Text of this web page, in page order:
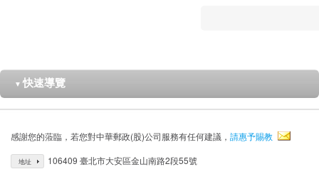
▼ 快速導覽
感謝您的蒞臨，若您對中華郵政(股)公司服務有任何建議， 請惠予賜教
地址 106409 臺北市大安區金山南路2段55號